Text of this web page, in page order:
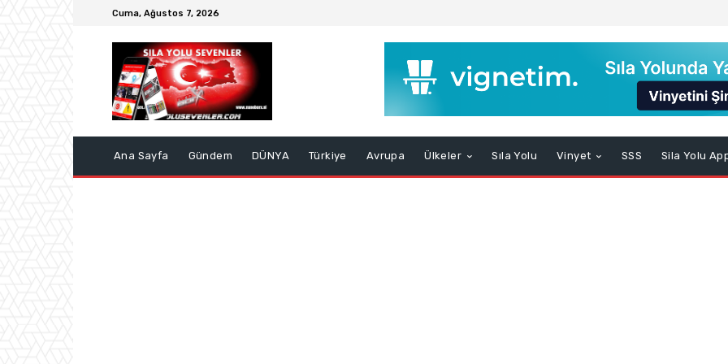
Cuma, Ağustos 7, 2026
Ana Sayfa Gündem DÜNYA Türkiye Avrupa Ülkeler Sıla Yolu Vinyet SSS Sila Yolu